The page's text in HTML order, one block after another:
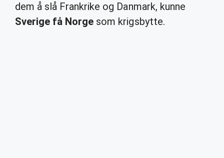
dem å slå Frankrike og Danmark, kunne
Sverige få Norge som krigsbytte.